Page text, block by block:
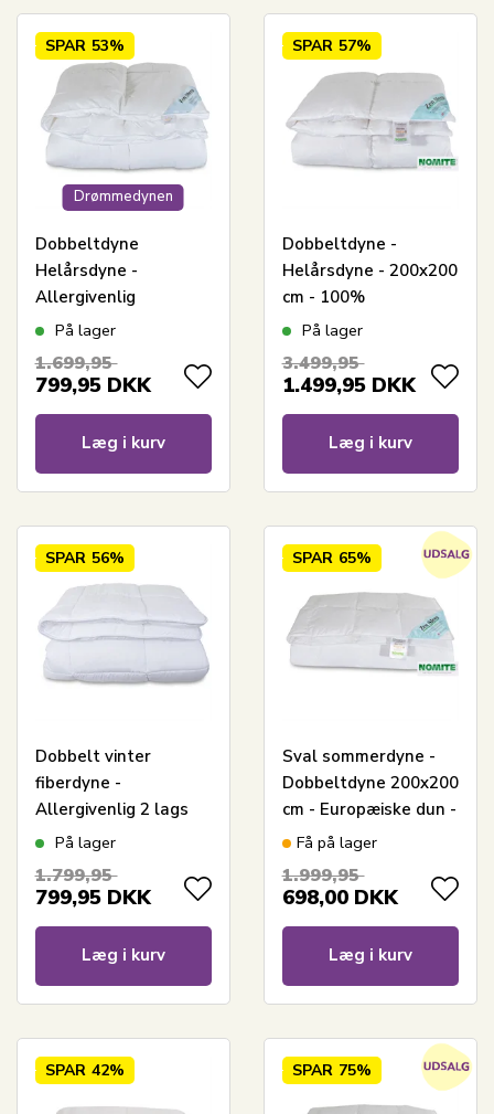
Drømmedynen
SPAR 53%
Dobbeltdyne
Helårsdyne -
Allergivenlig
dunfiberdyne -
Fiberdyne fra Zen
På lager
1.699,95
799,95 DKK
Læg i kurv
SPAR 57%
Dobbeltdyne -
Helårsdyne - 200x200
cm - 100%
moskusdun - Zen
På lager
3.499,95
1.499,95 DKK
Læg i kurv
SPAR 56%
Dobbelt vinter
fiberdyne -
Allergivenlig 2 lags
termodyne - 200x200
absorberende
På lager
1.799,95
799,95 DKK
Læg i kurv
SPAR 65%
Sval sommerdyne -
Dobbeltdyne 200x200
cm - Europæiske dun -
Zen Sleep
Få på lager
1.999,95
698,00 DKK
Læg i kurv
SPAR 42% SPAR 75%